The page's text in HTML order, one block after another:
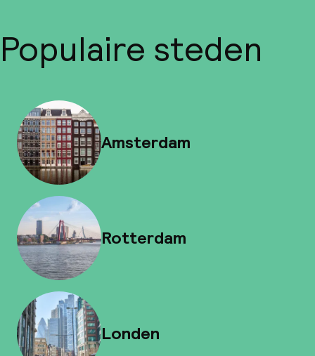
Populaire steden
Amsterdam
Rotterdam
Londen